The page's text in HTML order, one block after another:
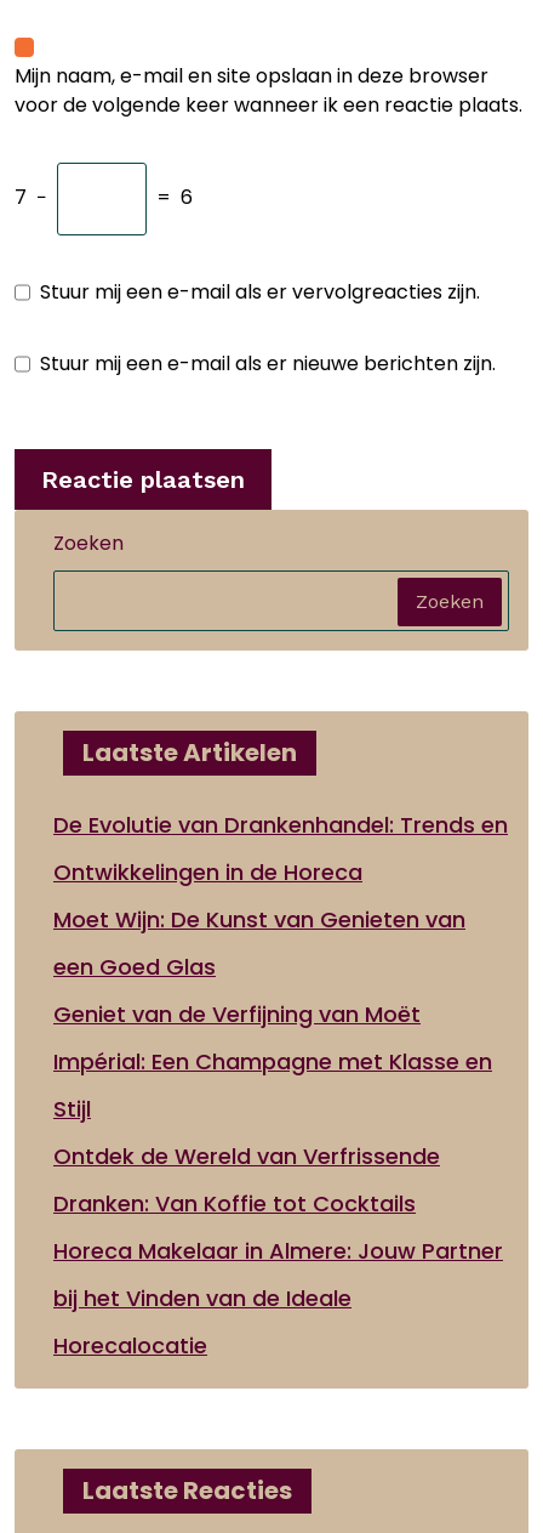
Mijn naam, e-mail en site opslaan in deze browser
voor de volgende keer wanneer ik een reactie plaats.
7 − = 6
Stuur mij een e-mail als er vervolgreacties zijn.
Stuur mij een e-mail als er nieuwe berichten zijn.
Zoeken
Zoeken
Laatste Artikelen
De Evolutie van Drankenhandel: Trends en
Ontwikkelingen in de Horeca
Moet Wijn: De Kunst van Genieten van
een Goed Glas
Geniet van de Verfijning van Moët
Impérial: Een Champagne met Klasse en
Stijl
Ontdek de Wereld van Verfrissende
Dranken: Van Koffie tot Cocktails
Horeca Makelaar in Almere: Jouw Partner
bij het Vinden van de Ideale
Horecalocatie
Laatste Reacties